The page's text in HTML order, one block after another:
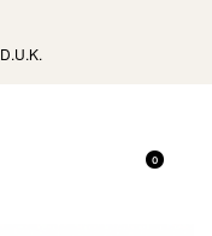
D.U.K.
0